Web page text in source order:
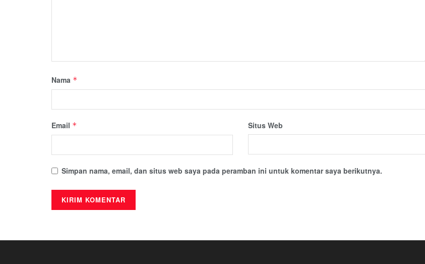
Nama *
Email * Situs Web
Simpan nama, email, dan situs web saya pada peramban ini untuk komentar saya berikutnya.